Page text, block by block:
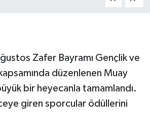
Zafer Bayramı Gençlik ve
düzenlenen Muay
bir heyecanla tamamlandı.
giren sporcular ödüllerini